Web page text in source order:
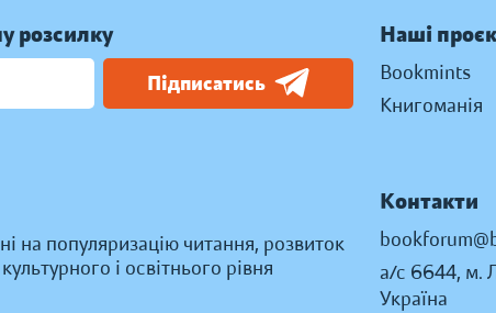
розсилку
Підписатись
на популяризацію читання, розвиток
і освітнього рівня
Наші
Bookmints
Книгоманія
Контакти
а/с 6644, м.
Україна